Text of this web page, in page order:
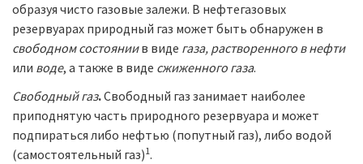
образуя чисто газовые залежи. В нефтегазовых
резервуарах природный газ может быть обнаружен в
свободном состояниив виде газа, растворенного в нефти
или воде, а также в виде сжиженного газа.
Свободный газ.Свободный газ занимает наиболее
приподнятую часть природного резервуара и может
подпираться либо нефтью (попутный газ), либо водой
(самостоятельный газ)1.